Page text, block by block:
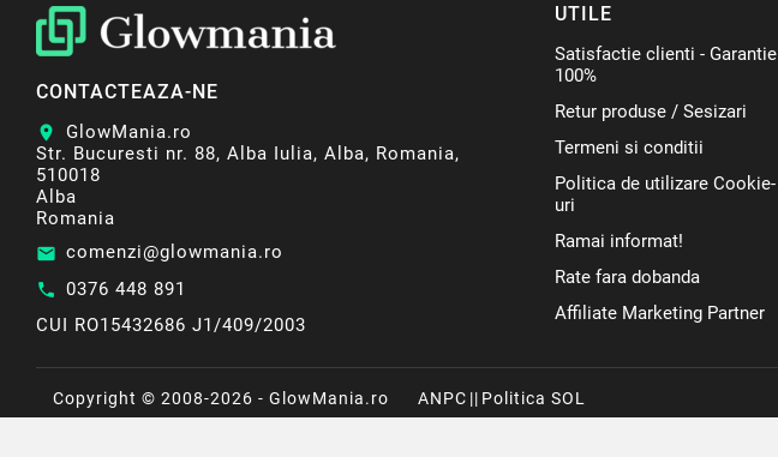
CONTACTEAZA-NE
location_on
GlowMania.ro
Str. Bucuresti nr. 88, Alba Iulia, Alba, Romania,
510018
Alba
Romania
email comenzi@glowmania.ro
call 0376 448 891
CUI RO15432686 J1/409/2003
UTILE
Satisfactie clienti - Garantie
100%
Retur produse / Sesizari
Termeni si conditii
Politica de utilizare Cookie-
uri
Ramai informat!
Rate fara dobanda
Affiliate Marketing Partner
Copyright © 2008-2026 - GlowMania.ro ANPC || Politica SOL